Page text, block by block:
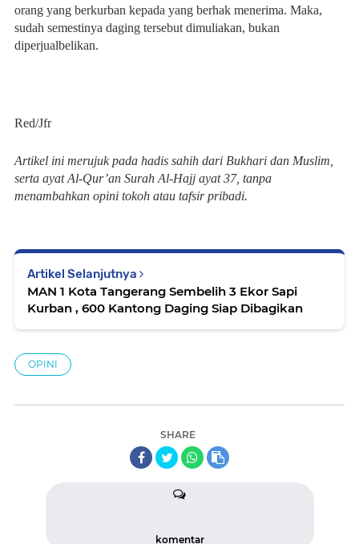
orang yang berkurban kepada yang berhak menerima. Maka,
sudah semestinya daging tersebut dimuliakan, bukan
diperjualbelikan.
Red/Jfr
Artikel ini merujuk pada hadis sahih dari Bukhari dan Muslim,
serta ayat Al-Qur’an Surah Al-Hajj ayat 37, tanpa
menambahkan opini tokoh atau tafsir pribadi.
Artikel Selanjutnya
MAN 1 Kota Tangerang Sembelih 3 Ekor Sapi
Kurban , 600 Kantong Daging Siap Dibagikan
OPINI
SHARE
komentar